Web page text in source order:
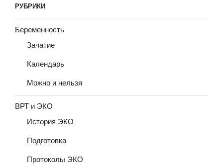
РУБРИКИ
Беременность
Зачатие
Календарь
Можно и нельзя
ВРТ и ЭКО
История ЭКО
Подготовка
Протоколы ЭКО